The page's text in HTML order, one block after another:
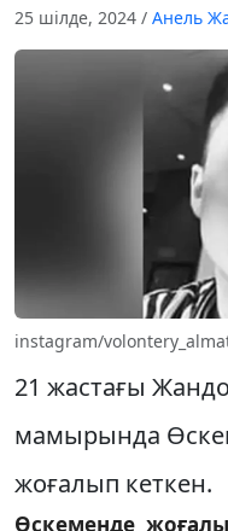
25 шілде, 2024 / Анель
instagram/
21 жастағы
мамырында
жоғалып кеткен.
Өскеменде